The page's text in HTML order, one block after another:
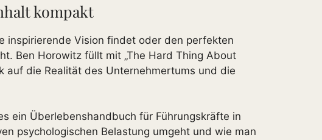
kompakt
inspirierende Vision findet oder den perfekten
Ben Horowitz füllt mit „The Hard Thing About
auf die Realität des Unternehmertums und die
ein Überlebenshandbuch für Führungskräfte in
psychologischen Belastung umgeht und wie man